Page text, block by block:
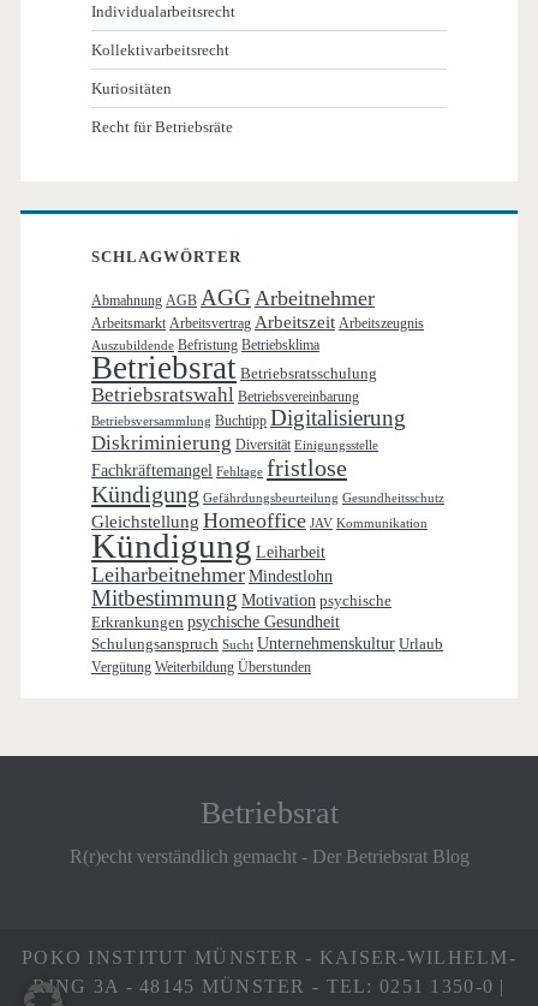
Individualarbeitsrecht
Kollektivarbeitsrecht
Kuriositäten
Recht für Betriebsräte
SCHLAGWÖRTER
Abmahnung AGB AGG Arbeitnehmer
Arbeitsmarkt Arbeitsvertrag Arbeitszeit Arbeitszeugnis
Auszubildende Befristung Betriebsklima
Betriebsrat Betriebsratsschulung
Betriebsratswahl Betriebsvereinbarung
Betriebsversammlung Buchtipp Digitalisierung
Diskriminierung Diversität Einigungsstelle
Fachkräftemangel Fehltage fristlose
Kündigung Gefährdungsbeurteilung Gesundheitsschutz
Gleichstellung Homeoffice JAV Kommunikation
Kündigung Leiharbeit
Leiharbeitnehmer Mindestlohn
Mitbestimmung Motivation psychische
Erkrankungen psychische Gesundheit
Schulungsanspruch Sucht Unternehmenskultur Urlaub
Vergütung Weiterbildung Überstunden
Betriebsrat
R(r)echt verständlich gemacht - Der Betriebsrat Blog
POKO INSTITUT MÜNSTER - KAISER-WILHELM-
RING 3A - 48145 MÜNSTER - TEL: 0251 1350-0 |